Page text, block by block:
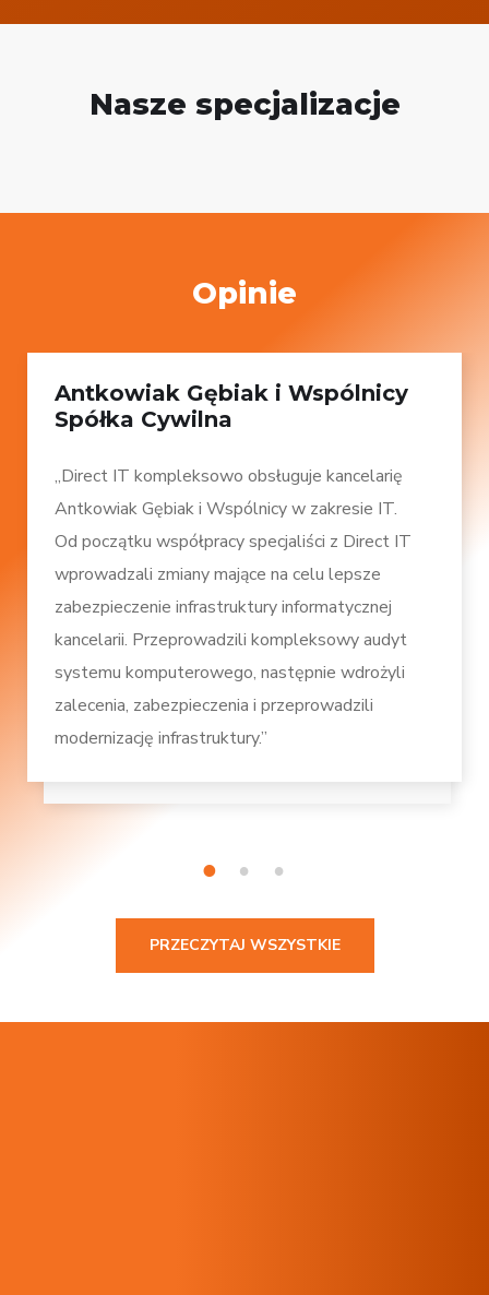
Nasze specjalizacje
Opinie
Antkowiak Gębiak i Wspólnicy
Spółka Cywilna
„Direct IT kompleksowo obsługuje kancelarię
Antkowiak Gębiak i Wspólnicy w zakresie IT.
Od początku współpracy specjaliści z Direct IT
wprowadzali zmiany mające na celu lepsze
zabezpieczenie infrastruktury informatycznej
kancelarii. Przeprowadzili kompleksowy audyt
systemu komputerowego, następnie wdrożyli
zalecenia, zabezpieczenia i przeprowadzili
modernizację infrastruktury.”
1 2 3
PRZECZYTAJ WSZYSTKIE